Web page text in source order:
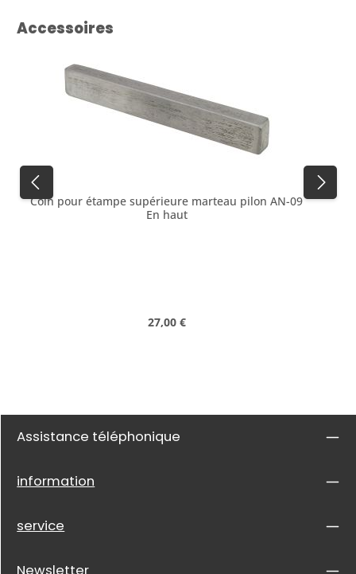
Ignorer la galerie de produits
Accessoires
Coin pour étampe supérieure marteau pilon AN-09
En haut
Prix régulier :
27,00 €
Assistance téléphonique
information
service